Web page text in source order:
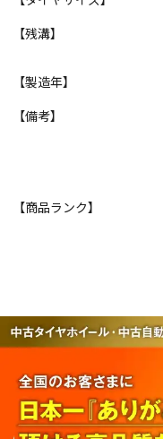
【残溝】
【製造年】
【備考】
【商品ランク】